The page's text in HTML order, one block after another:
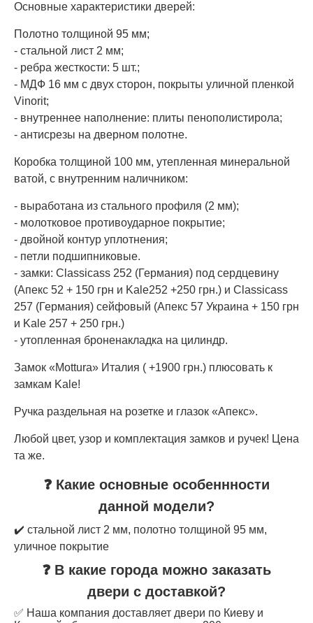
Основные характеристики дверей:
Полотно толщиной 95 мм;
- стальной лист 2 мм;
- ребра жесткости: 5 шт.;
- МДФ 16 мм с двух сторон, покрыты уличной пленкой
Vinorit;
- внутреннее наполнение: плиты пенополистирола;
- антисрезы на дверном полотне.
Коробка толщиной 100 мм, утепленная минеральной
ватой, с внутренним наличником:
- выработана из стального профиля (2 мм);
- молотковое противоударное покрытие;
- двойной контур уплотнения;
- петли подшипниковые.
- замки: Classicass 252 (Германия) под сердцевину
(Апекс 52 + 150 грн и Kale252 +250 грн.) и Classicass
257 (Германия) сейфовый (Апекс 57 Украина + 150 грн
и Kale 257 + 250 грн.)
- утопленная броненакладка на цилиндр.
Замок «Mottura» Италия ( +1900 грн.) плюсовать к
замкам Kale!
Ручка раздельная на розетке и глазок «Апекс».
Любой цвет, узор и комплектация замков и ручек! Цена
та же.
❓ Какие основные особеннности
данной модели?
✔️ стальной лист 2 мм, полотно толщиной 95 мм,
уличное покрытие
❓ В какие города можно заказать
двери с доставкой?
✅ Наша компания доставляет двери по Киеву и